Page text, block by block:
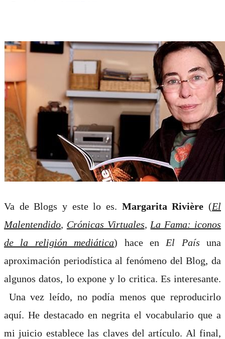
Va de Blogs y este lo es. Margarita Rivière (El
Malentendido, Crónicas Virtuales, La Fama: iconos
de la religión mediática) hace en El País una
aproximación periodística al fenómeno del Blog, da
algunos datos, lo expone y lo critica. Es interesante.
Una vez leído, no podía menos que reproducirlo
aquí. He destacado en negrita el vocabulario que a
mi juicio establece las claves del artículo. Al final,